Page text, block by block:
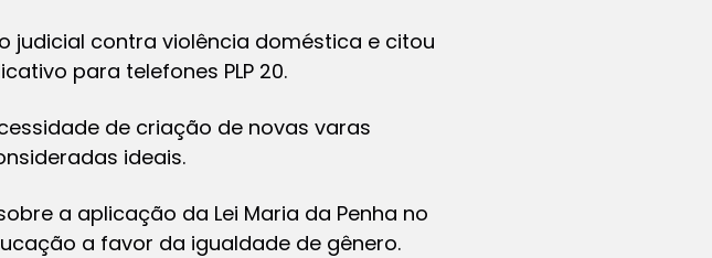
judicial contra violência doméstica e citou
para telefones PLP 20.
de criação de novas varas
ideais.
a aplicação da Lei Maria da Penha no
a favor da igualdade de gênero.